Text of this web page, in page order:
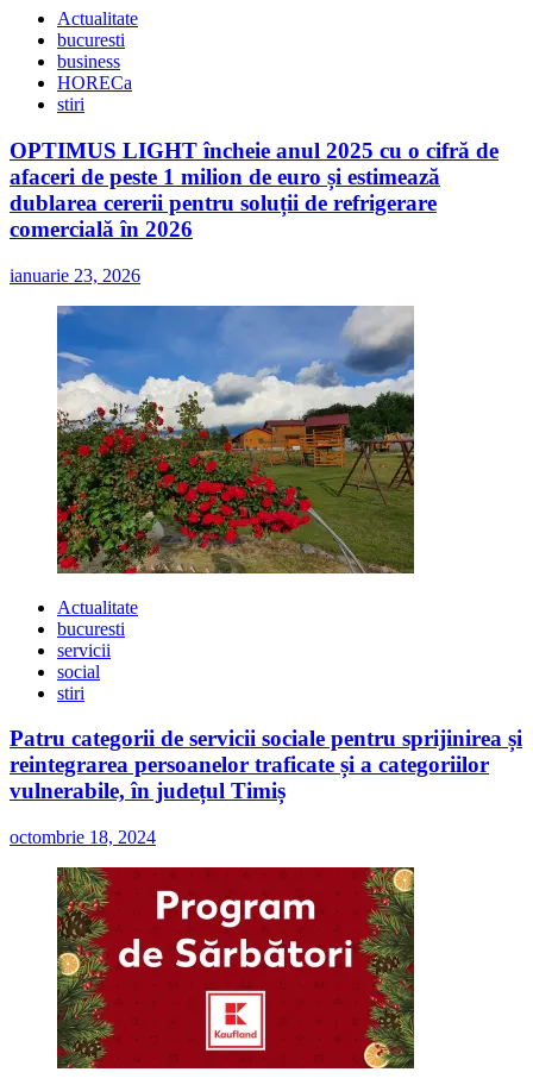
Actualitate
bucuresti
business
HORECa
stiri
OPTIMUS LIGHT încheie anul 2025 cu o cifră de
afaceri de peste 1 milion de euro și estimează
dublarea cererii pentru soluții de refrigerare
comercială în 2026
ianuarie 23, 2026
Actualitate
bucuresti
servicii
social
stiri
Patru categorii de servicii sociale pentru sprijinirea și
reintegrarea persoanelor traficate și a categoriilor
vulnerabile, în județul Timiș
octombrie 18, 2024